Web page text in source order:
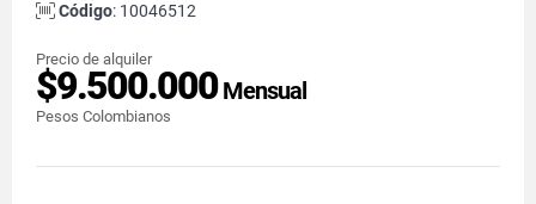
Código: 10046512
Precio de alquiler
$9.500.000Mensual
Pesos Colombianos